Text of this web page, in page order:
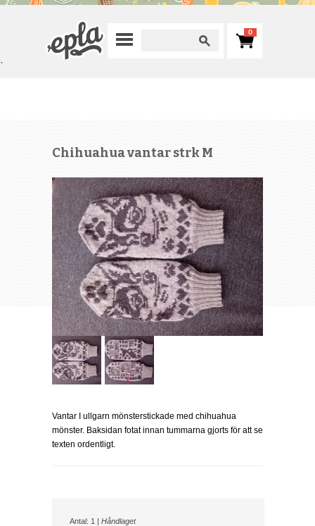
0
`
Chihuahua vantar strk M
Vantar I ullgarn mönsterstickade med chihuahua
mönster. Baksidan fotat innan tummarna gjorts för att se
texten ordentligt.
Antal: 1 | Håndlaget